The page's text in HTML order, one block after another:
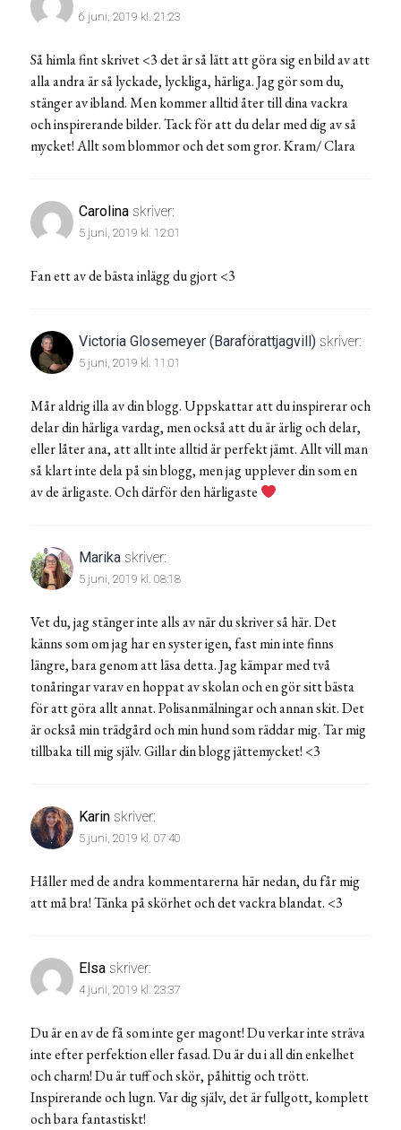
6 juni, 2019 kl. 21:23
Så himla fint skrivet <3 det är så lätt att göra sig en bild av att
alla andra är så lyckade, lyckliga, härliga. Jag gör som du,
stänger av ibland. Men kommer alltid åter till dina vackra
och inspirerande bilder. Tack för att du delar med dig av så
mycket! Allt som blommor och det som gror. Kram/ Clara
Carolina skriver:
5 juni, 2019 kl. 12:01
Fan ett av de bästa inlägg du gjort <3
Victoria Glosemeyer (Baraförattjagvill) skriver:
5 juni, 2019 kl. 11:01
Mår aldrig illa av din blogg. Uppskattar att du inspirerar och
delar din härliga vardag, men också att du är ärlig och delar,
eller låter ana, att allt inte alltid är perfekt jämt. Allt vill man
så klart inte dela på sin blogg, men jag upplever din som en
av de ärligaste. Och därför den härligaste
Marika skriver:
5 juni, 2019 kl. 08:18
Vet du, jag stänger inte alls av när du skriver så här. Det
känns som om jag har en syster igen, fast min inte finns
längre, bara genom att läsa detta. Jag kämpar med två
tonåringar varav en hoppat av skolan och en gör sitt bästa
för att göra allt annat. Polisanmälningar och annan skit. Det
är också min trädgård och min hund som räddar mig. Tar mig
tillbaka till mig själv. Gillar din blogg jättemycket! <3
Karin skriver:
5 juni, 2019 kl. 07:40
Håller med de andra kommentarerna här nedan, du får mig
att må bra! Tänka på skörhet och det vackra blandat. <3
Elsa skriver:
4 juni, 2019 kl. 23:37
Du är en av de få som inte ger magont! Du verkar inte sträva
inte efter perfektion eller fasad. Du är du i all din enkelhet
och charm! Du är tuff och skör, påhittig och trött.
Inspirerande och lugn. Var dig själv, det är fullgott, komplett
och bara fantastiskt!